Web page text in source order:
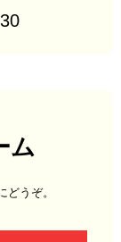
ム
どうぞ。